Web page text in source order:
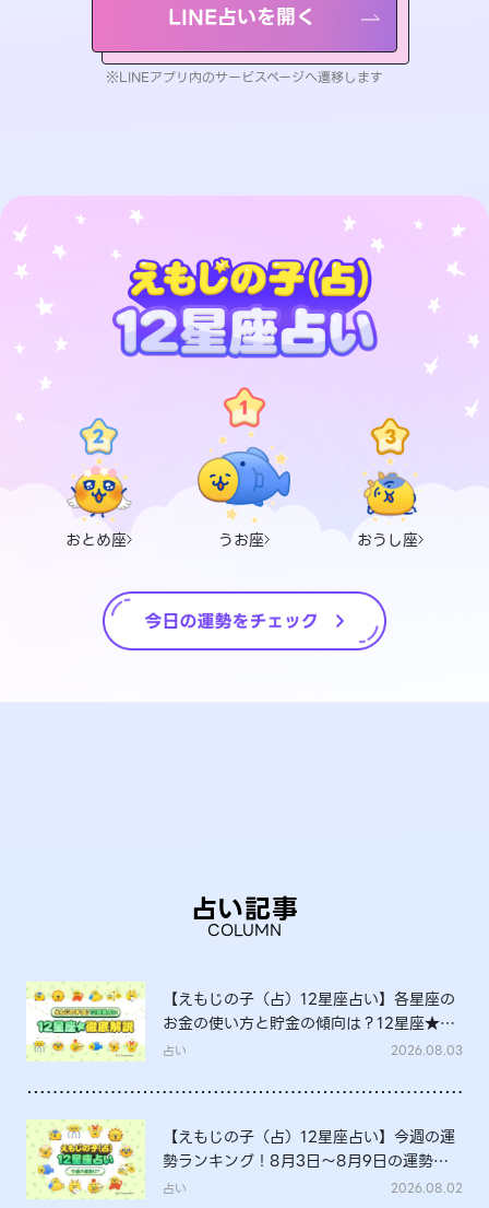
LINE占いを開く
※LINEアプリ内のサービスページへ遷移します
おとめ座 うお座 おうし座
占い記事
COLUMN
【えもじの子（占）12星座占い】各星座の
お金の使い方と貯金の傾向は？12星座★徹
底解説
占い 2026.08.03
【えもじの子（占）12星座占い】今週の運
勢ランキング！8月3日～8月9日の運勢
は？
占い 2026.08.02